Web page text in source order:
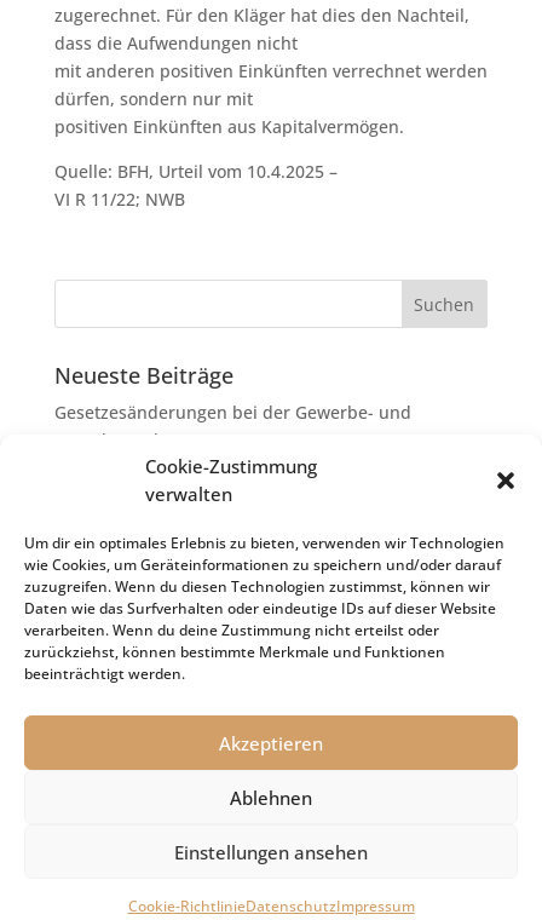
Cookie-Zustimmung
verwalten
Um dir ein optimales Erlebnis zu bieten, verwenden wir Technologien
wie Cookies, um Geräteinformationen zu speichern und/oder darauf
zuzugreifen. Wenn du diesen Technologien zustimmst, können wir
Daten wie das Surfverhalten oder eindeutige IDs auf dieser Website
verarbeiten. Wenn du deine Zustimmung nicht erteilst oder
zurückziehst, können bestimmte Merkmale und Funktionen
beeinträchtigt werden.
Akzeptieren
Ablehnen
Einstellungen ansehen
Cookie-RichtlinieDatenschutzImpressum
zugerechnet. Für den Kläger hat dies den Nachteil,
dass die Aufwendungen nicht
mit anderen positiven Einkünften verrechnet werden
dürfen, sondern nur mit
positiven Einkünften aus Kapitalvermögen.
Quelle: BFH, Urteil vom 10.4.2025 –
VI R 11/22; NWB
Neueste Beiträge
Gesetzesänderungen bei der Gewerbe- und
Grunderwerbsteuer
Erbschaftsteuer: Rechtsanwaltskosten bei Streit über
Erbauseinandersetzung als
Nachlassverbindlichkeiten
Umsatzsteuer-Umrechnungskurse Juli 2026
Keine Steuerfreiheit eines sog. Konfusionsgewinns
bei Mutterkapitalgesellschaft
Schenkungsteuer: Zinssatz von 5,5 % für die
Cookie-Richtlinie (EU)
© 2021 Kanzlei Dr. Holger Sachs